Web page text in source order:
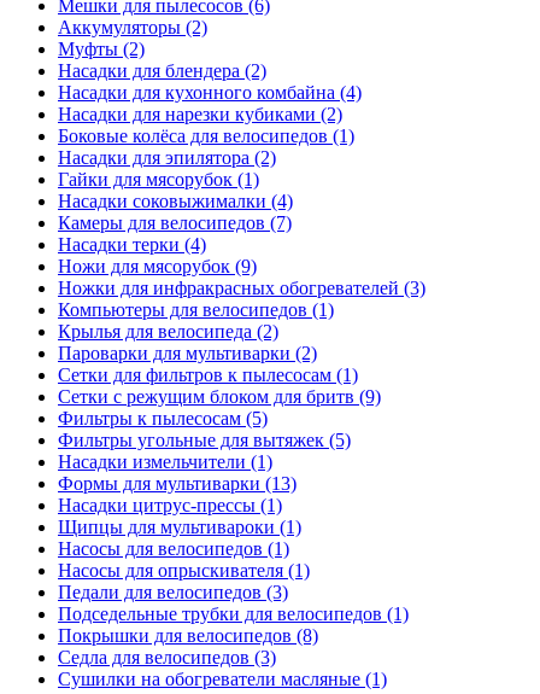
Мешки для пылесосов (6)
Аккумуляторы (2)
Муфты (2)
Насадки для блендера (2)
Насадки для кухонного комбайна (4)
Насадки для нарезки кубиками (2)
Боковые колёса для велосипедов (1)
Насадки для эпилятора (2)
Гайки для мясорубок (1)
Насадки соковыжималки (4)
Камеры для велосипедов (7)
Насадки терки (4)
Ножи для мясорубок (9)
Ножки для инфракрасных обогревателей (3)
Компьютеры для велосипедов (1)
Крылья для велосипеда (2)
Пароварки для мультиварки (2)
Сетки для фильтров к пылесосам (1)
Сетки с режущим блоком для бритв (9)
Фильтры к пылесосам (5)
Фильтры угольные для вытяжек (5)
Насадки измельчители (1)
Формы для мультиварки (13)
Насадки цитрус-прессы (1)
Щипцы для мультивароки (1)
Насосы для велосипедов (1)
Насосы для опрыскивателя (1)
Педали для велосипедов (3)
Подседельные трубки для велосипедов (1)
Покрышки для велосипедов (8)
Седла для велосипедов (3)
Сушилки на обогреватели масляные (1)